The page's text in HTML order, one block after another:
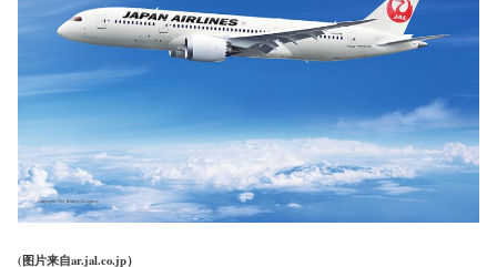
(图片来自ar.jal.co.jp）